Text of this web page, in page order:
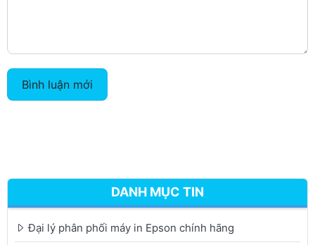
Bình luận mới
DANH MỤC TIN
Đại lý phân phối máy in Epson chính hãng